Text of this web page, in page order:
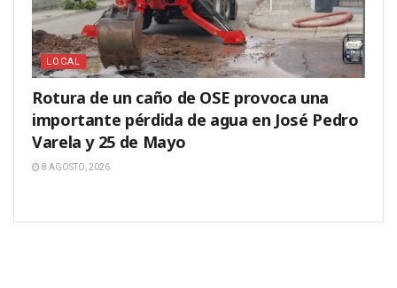
LOCAL
Rotura de un caño de OSE provoca una
importante pérdida de agua en José Pedro
Varela y 25 de Mayo
8 AGOSTO, 2026